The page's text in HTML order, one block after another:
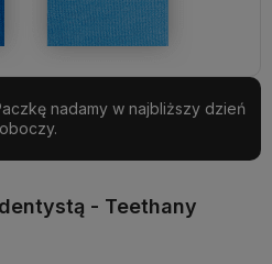
nadamy w najbliższy dzień
- Teethany